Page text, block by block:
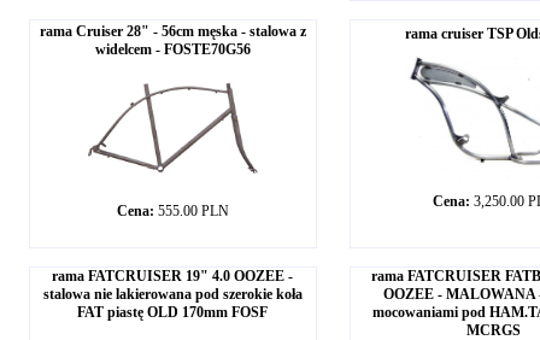
rama Cruiser 28" - 56cm męska - stalowa z
widelcem - FOSTE70G56
Cena: 555.00 PLN
rama cruiser TSP
Cena: 3,250.00
rama FATCRUISER 19" 4.0 OOZEE -
stalowa nie lakierowana pod szerokie koła
FAT piastę OLD 170mm FOSF
rama FATCRUISER
OOZEE - MALOWANA
mocowaniami pod
MCRGS